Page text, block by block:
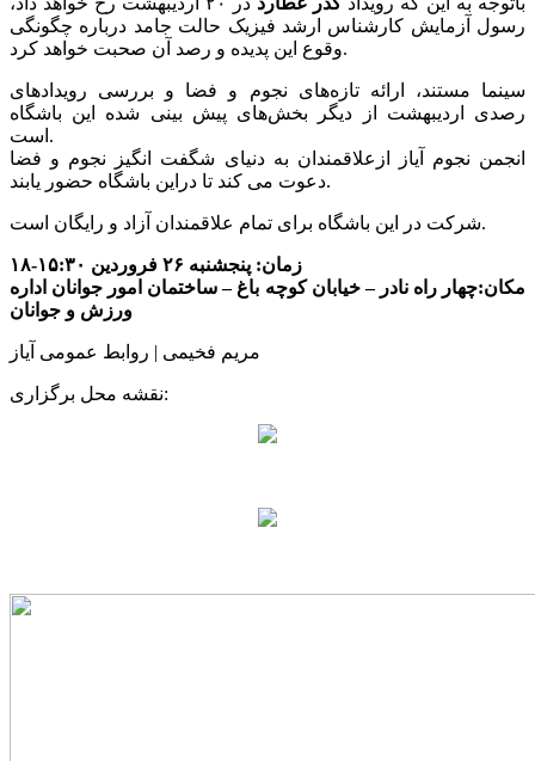
رسول آزمایش کارشناس ارشد فیزیک حالت جامد درباره چگونگی
وقوع این پدیده و رصد آن صحبت خواهد کرد.
سینما مستند، ارائه تازه‌های نجوم و فضا و بررسی رویدادهای
رصدی اردیبهشت از دیگر بخش‌های پیش بینی شده این باشگاه
است.
انجمن نجوم آیاز ازعلاقمندان به دنیای شگفت ‌انگیز نجوم و فضا
دعوت می کند تا دراین باشگاه حضور یابند.
شرکت در این باشگاه برای تمام علاقمندان آزاد و رایگان است.
زمان: پنجشنبه ۲۶ فروردین ۱۵:۳۰-۱۸
مکان:چهار راه نادر – خیابان کوچه باغ – ساختمان امور جوانان اداره
ورزش و جوانان
مریم فخیمی | روابط عمومی آیاز
نقشه محل برگزاری: